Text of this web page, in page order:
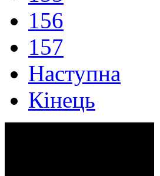
156
157
Наступна
Кінець